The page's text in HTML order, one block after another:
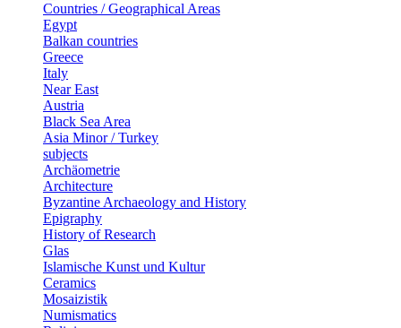
Countries / Geographical Areas
Egypt
Balkan countries
Greece
Italy
Near East
Austria
Black Sea Area
Asia Minor / Turkey
subjects
Archäometrie
Architecture
Byzantine Archaeology and History
Epigraphy
History of Research
Glas
Islamische Kunst und Kultur
Ceramics
Mosaizistik
Numismatics